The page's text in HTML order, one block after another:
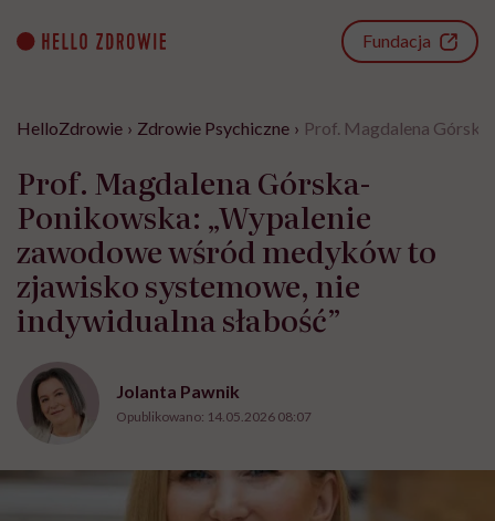
content
Fundacja
HelloZdrowie › Zdrowie Psychiczne › Prof. Magdalena
Prof. Magdalena Górska-
Ponikowska: „Wypalenie
zawodowe wśród medyków to
zjawisko systemowe, nie
indywidualna słabość”
Jolanta Pawnik
Opublikowano: 14.05.2026 08:07